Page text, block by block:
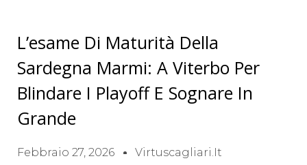
L’esame Di Maturità Della
Sardegna Marmi: A Viterbo Per
Blindare I Playoff E Sognare In
Grande
Febbraio 27, 2026 Virtuscagliari.it